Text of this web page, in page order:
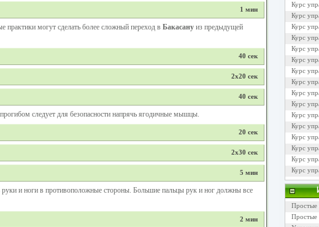
1 мин
практики могут сделать более сложный переход в Бакасануиз предыдущей
40 сек
2х20 сек
40 сек
следует для безопасности напрячь ягодичные мышцы.
20 сек
2х30 сек
5 мин
руки и ноги в противоположные стороны. Большие пальцы рук и ног должны все
2 мин
Курс
Курс
Курс
Курс
Курс
Курс
Курс
Курс
Курс
Курс
Курс
Курс
Курс
Курс
Курс
Курс
Простые
Простые